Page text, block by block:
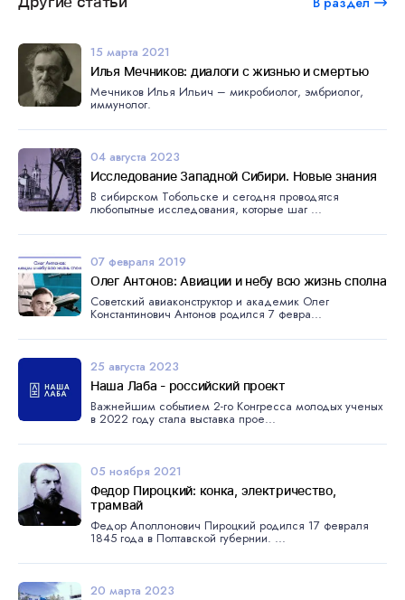
15 марта 2021
Илья Мечников: диалоги с жизнью и смертью
Мечников Илья Ильич – микробиолог, эмбриолог,
иммунолог.
04 августа 2023
Исследование Западной Сибири. Новые знания
В сибирском Тобольске и сегодня проводятся
любопытные исследования, которые шаг ...
07 февраля 2019
Олег Антонов: Авиации и небу всю жизнь сполна
Советский авиаконструктор и академик Олег
Константинович Антонов родился 7 февра...
25 августа 2023
Наша Лаба - российский проект
Важнейшим событием 2-го Конгресса молодых ученых
в 2022 году стала выставка прое...
05 ноября 2021
Федор Пироцкий: конка, электричество,
трамвай
Федор Аполлонович Пироцкий родился 17 февраля
1845 года в Полтавской губернии. ...
20 марта 2023